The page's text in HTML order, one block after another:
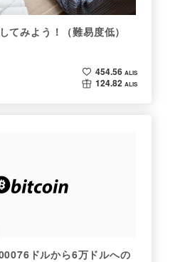
てみよう！（難易度低）
454.56 ALIS
124.82 ALIS
ドルから6万ドルへの